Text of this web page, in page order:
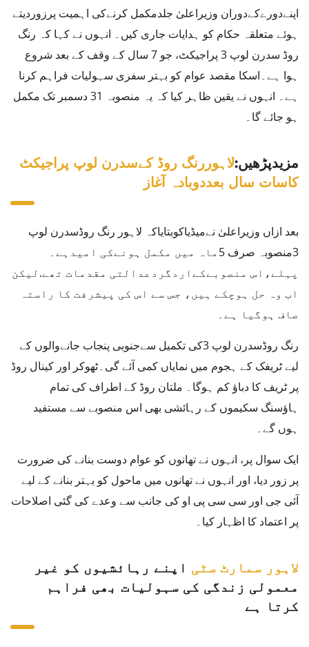
اپنےدورےکےدوران وزیراعلیٰ جلدمکمل کرنےکی اہمیت پرزوردیتے
ہوئے متعلقہ حکام کو ہدایات جاری کیں۔ انہوں نے کہا کہ رنگ
روڈ سدرن لوپ 3 پراجیکٹ، جو 7 سال کے وقف کے بعد شروع
ہوا ہے۔اسکا مقصد عوام کو بہتر سفری سہولیات فراہم کرنا
ہے۔ انہوں نے یقین ظاہر کیا کہ یہ منصوبہ 31 دسمبر تک مکمل
ہو جائے گا۔
مزیدپڑھیں:لاہوررنگ روڈ کےسدرن لوپ پراجیکٹ
کاسات سال بعددوبادہ آغاز
بعد ازاں وزیراعلیٰ نےمیڈیاکوبتایاکہ لاہور رنگ روڈسدرن لوپ
3منصوبہ صرف 5ماہ میں مکمل ہونےکی امیدہے۔
پہلے،اس منصوبےکےاردگردعدالتی مقدمات تھے.لیکن
اب وہ حل ہوچکے ہیں، جس سے اس کی پیشرفت کا راستہ
صاف ہوگیا ہے۔
رنگ روڈسدرن لوپ 3کی تکمیل سےجنوبی پنجاب جانےوالوں کے
لیے ٹریفک کے ہجوم میں نمایاں کمی آئے گی۔ٹھوکر اور کینال روڈ
پر ٹریف کا دباؤ کم ہوگا۔ ملتان روڈ کے اطراف کی تمام
ہاؤسنگ سکیموں کے رہائشی بھی اس منصوبے سے مستفید
ہوں گے۔
ایک سوال پر، انہوں نے تھانوں کو عوام دوست بنانے کی ضرورت
پر زور دیا، اور انہوں نے تھانوں میں ماحول کو بہتر بنانے کے لیے
آئی جی اور سی سی پی او کی جانب سے وعدے کی گئی اصلاحات
پر اعتماد کا اظہار کیا۔
لاہور سمارٹ سٹی اپنے رہائشیوں کو غیر
معمولی زندگی کی سہولیات بھی فراہم
کرتا ہے